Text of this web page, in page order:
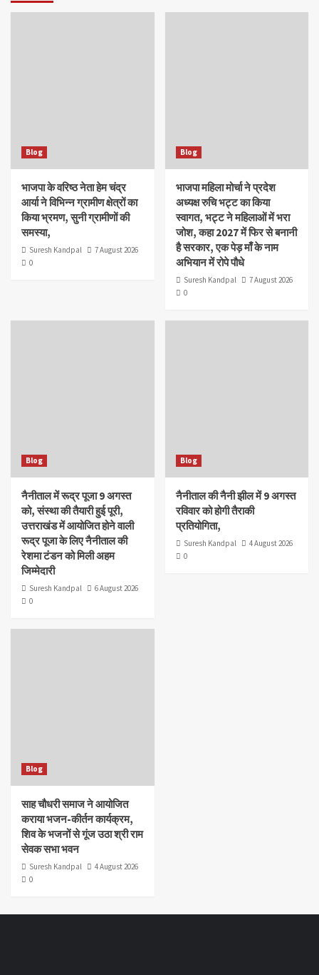
Blog
भाजपा के वरिष्ठ नेता हेम चंद्र
आर्या ने विभिन्न ग्रामीण क्षेत्रों का
किया भ्रमण, सुनी ग्रामीणों की
समस्या,
Suresh Kandpal
7 August 2026
0
Blog
भाजपा महिला मोर्चा ने प्रदेश
अध्यक्ष रुचि भट्ट का किया
स्वागत, भट्ट ने महिलाओं में भरा
जोश, कहा 2027 में फिर से बनानी
है सरकार, एक पेड़ माँ के नाम
अभियान में रोपे पौधे
Suresh Kandpal
7 August 2026
0
Blog
नैनीताल में रूद्र पूजा 9 अगस्त
को, संस्था की तैयारी हुई पूरी,
उत्तराखंड में आयोजित होने वाली
रूद्र पूजा के लिए नैनीताल की
रेशमा टंडन को मिली अहम
जिम्मेदारी
Suresh Kandpal
6 August 2026
0
Blog
नैनीताल की नैनी झील में 9 अगस्त
रविवार को होगी तैराकी
प्रतियोगिता,
Suresh Kandpal
4 August 2026
0
Blog
साह चौधरी समाज ने आयोजित
कराया भजन-कीर्तन कार्यक्रम,
शिव के भजनों से गूंज उठा श्री राम
सेवक सभा भवन
Suresh Kandpal
4 August 2026
0